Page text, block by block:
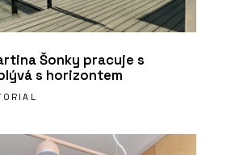
Šonky pracuje s
s horizontem